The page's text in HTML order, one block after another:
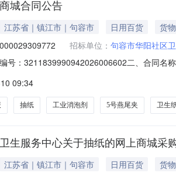
城合同公告
江苏省｜镇江市｜句容市 日用百货
货物
招标单位： 句容市华阳社区
号：3211839990942026006602二、合同名
应链管理有限公司地址：江苏省无锡市江阴
09:34
抽纸 工业消泡剂 5号燕尾夹 卫生
生服务中心关于抽纸的网上商城采
江苏省｜镇江市｜句容市 日用百货
货物